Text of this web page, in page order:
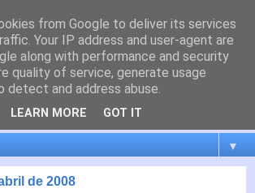
y su actualidad, proyectos, transporte,
participación, medio ambiente,
...
▼
de 2008
from Google to deliver its services
Your IP address and user-agent are
along with performance and security
quality of service, generate usage
detect and address abuse.
LEARN MORE GOT IT